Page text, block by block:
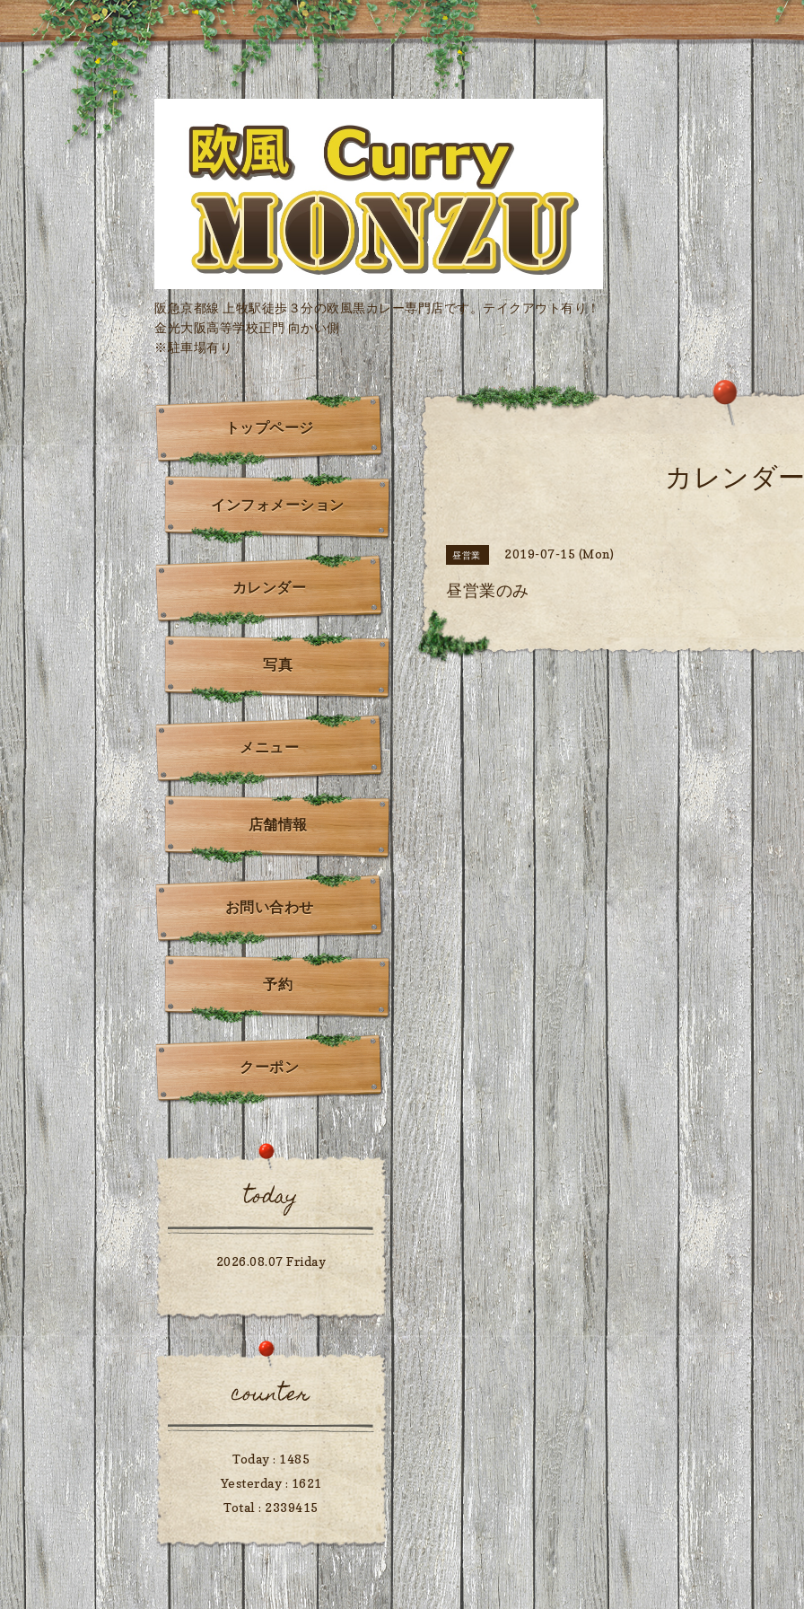
阪急京都線 上牧駅徒歩３分の欧風黒カレー専門店です。テイクアウト有り！
金光大阪高等学校正門 向かい側
※駐車場有り
カレンダ
昼営業 2019-07-15 (Mon)
昼営業のみ
トップページ
インフォメーション
カレンダー
写真
メニュー
店舗情報
お問い合わせ
予約
クーポン
today
2026.08.07 Friday
counter
Today : 1485
Yesterday : 1621
Total : 2339415